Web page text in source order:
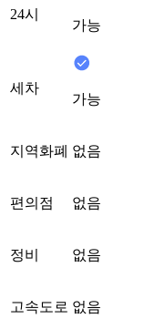
24시
가능
세차
가능
지역화폐 없음
편의점 없음
정비 없음
고속도로 없음